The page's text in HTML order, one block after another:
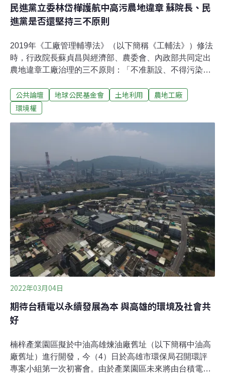
民進黨立委林岱樺護航中高污農地違章 蘇院長、民
進黨是否還堅持三不原則
2019年《工廠管理輔導法》（以下簡稱《工輔法》）修法
時，行政院長蘇貞昌與經濟部、農委會、內政部共同定出
農地違章工廠治理的三不原則：「不准新設、不得污染、
3月25日質詢經濟部長王美花時，聲稱中高污染農地違章
工廠，如果符合環保、消防、工安，也應該要予以納管，
檢討放寬。全然不顧《工輔法》規定：中高污染應轉型、
公共論壇 地球公民基金會 土地利用
農地工廠
環境權
2022年03月04日
期待台積電以永續發展為本 與高雄的環境及社會共
好
楠梓產業園區擬於中油高雄煉油廠舊址（以下簡稱中油高
廠舊址）進行開發，今（4）日於高雄市環保局召開環評
專案小組第一次初審會。由於產業園區未來將由台積電進